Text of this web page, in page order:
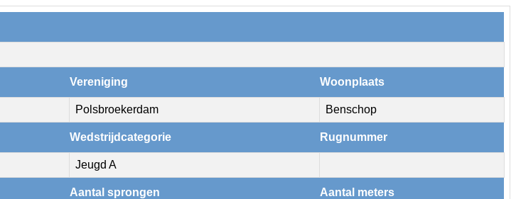
Vereniging Woonplaats
Polsbroekerdam Benschop
Wedstrijdcategorie Rugnummer
Jeugd A
Aantal sprongen Aantal meters